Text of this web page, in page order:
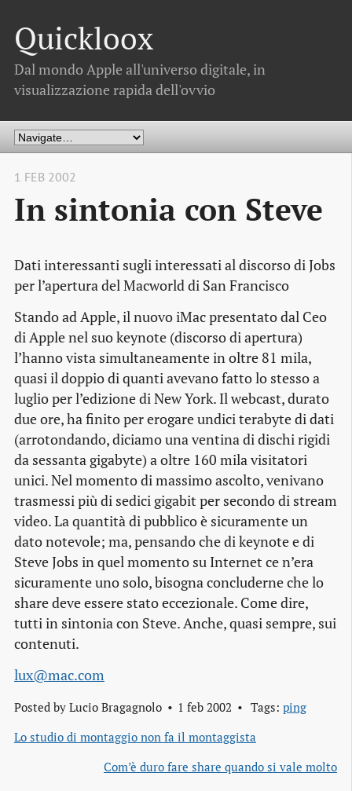
Quickloox
Dal mondo Apple all'universo digitale, in
visualizzazione rapida dell'ovvio
1 FEB 2002
In sintonia con Steve
Dati interessanti sugli interessati al discorso di Jobs
per l’apertura del Macworld di San Francisco
Stando ad Apple, il nuovo iMac presentato dal Ceo
di Apple nel suo keynote (discorso di apertura)
l’hanno vista simultaneamente in oltre 81 mila,
quasi il doppio di quanti avevano fatto lo stesso a
luglio per l’edizione di New York. Il webcast, durato
due ore, ha finito per erogare undici terabyte di dati
(arrotondando, diciamo una ventina di dischi rigidi
da sessanta gigabyte) a oltre 160 mila visitatori
unici. Nel momento di massimo ascolto, venivano
trasmessi più di sedici gigabit per secondo di stream
video. La quantità di pubblico è sicuramente un
dato notevole; ma, pensando che di keynote e di
Steve Jobs in quel momento su Internet ce n’era
sicuramente uno solo, bisogna concluderne che lo
share deve essere stato eccezionale. Come dire,
tutti in sintonia con Steve. Anche, quasi sempre, sui
contenuti.
lux@mac.com
Posted by Lucio Bragagnolo 1 feb 2002 Tags: ping
Lo studio di montaggio non fa il montaggista
Com’è duro fare share quando si vale molto